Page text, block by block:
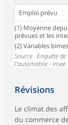
Emploi prévu
(1) Moyenne
prévues et les
(2) Variables
Source : Enquête
l'automobile - Insee.
Révisions
Le climat des
du commerce